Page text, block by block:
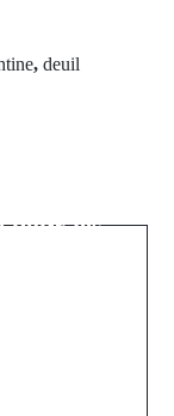
, deuil
le trafic
pour les